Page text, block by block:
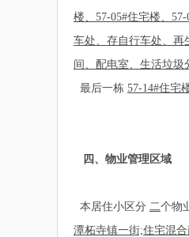
楼、57-05#住宅楼、
车处、存自行车处、再
间、配电室、生活垃圾
最后一栋 57-14#住宅
四、物业管理区域
本居住小区分 二个物
潭柘寺镇一街;住宅混